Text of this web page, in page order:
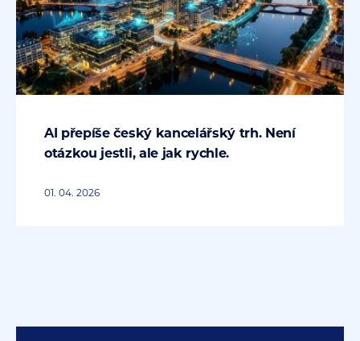
AI přepíše český kancelářský trh. Není
otázkou jestli, ale jak rychle.
01. 04. 2026